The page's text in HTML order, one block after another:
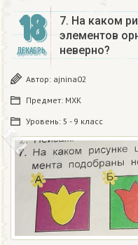
18
ДЕКАБРЬ
7. На каком
элементов
неверно? ​
Автор: ajnina02
Предмет: МХК
Уровень: 5 - 9 класс